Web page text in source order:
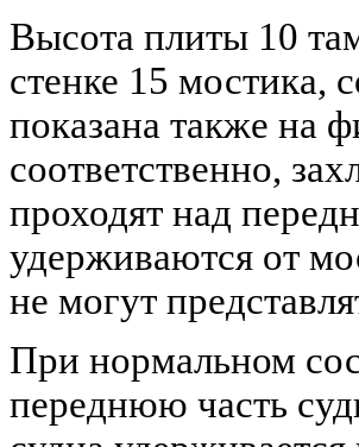
Высота плиты 10
стенке 15 мостика,
показана также на
соответственно,
проходят над
удерживаются от
не могут
При нормальном
переднюю часть